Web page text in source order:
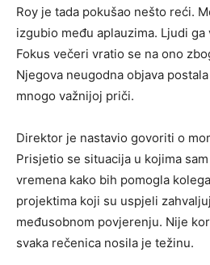
Roy je tada pokušao nešto reći.
izgubio među aplauzima. Ljudi
Fokus večeri vratio se na ono
Njegova neugodna objava
mnogo važnijoj priči.
Direktor je nastavio govoriti o
Prisjetio se situacija u kojima
vremena kako bih pomogla
projektima koji su uspjeli
međusobnom povjerenju. Nije
svaka rečenica nosila je težinu.